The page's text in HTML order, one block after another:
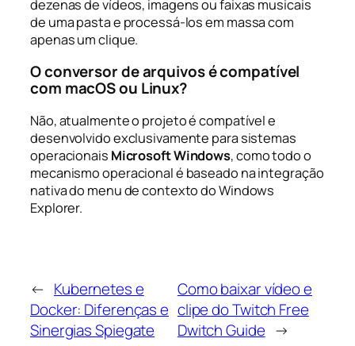
dezenas de vídeos, imagens ou faixas musicais
de uma pasta e processá-los em massa com
apenas um clique.
O conversor de arquivos é compatível
com macOS ou Linux?
Não, atualmente o projeto é compatível e
desenvolvido exclusivamente para sistemas
operacionais Microsoft Windows, como todo o
mecanismo operacional é baseado na integração
nativa do menu de contexto do Windows
Explorer.
← Kubernetes e
Docker: Diferenças e
Sinergias Spiegate
Como baixar vídeo e
clipe do Twitch Free
Dwitch Guide →